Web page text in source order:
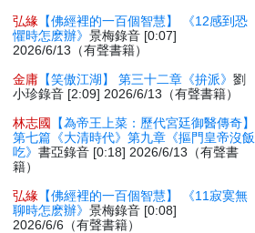
弘緣 【佛經裡的一百個智慧】 《12感到恐
懼時怎麽辦》景梅錄音 [0:07]
2026/6/13（有聲書籍）
金庸 【笑傲江湖】 第三十二章《拚派》劉
小珍錄音 [2:09] 2026/6/13（有聲書籍）
林志國
【為帝王上菜：歷代宮廷御醫傳奇】
第七篇《大清時代》第九章《摳門皇帝沒飯
吃》書亞錄音 [0:18] 2026/6/13（有聲書
籍）
弘緣 【佛經裡的一百個智慧】 《11寂寞無
聊時怎麽辦》景梅錄音 [0:08]
2026/6/6（有聲書籍）